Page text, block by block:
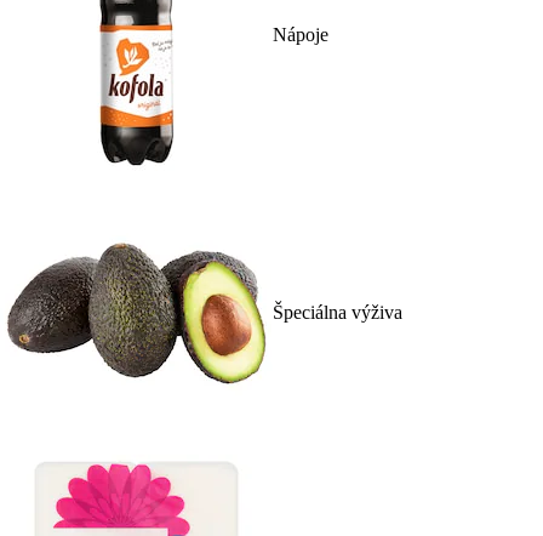
Nápoje
Špeciálna výživa